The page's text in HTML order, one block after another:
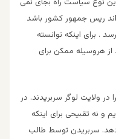
ریس جمهور کشور باشد
. برای اینکه توانسته
هروسیله ممکن برای
کشور را در ولایت لوگر سربریدند. در
و نه تقبیحی برای اینکه
دهد. سربریدن توسط طالب